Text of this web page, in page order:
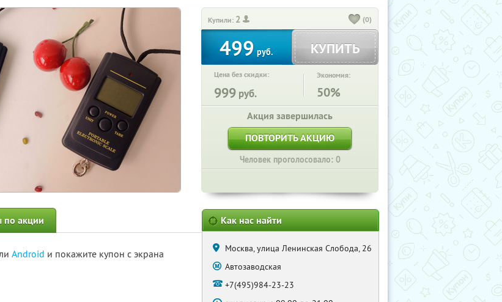
Купили: 2 (0)
499 руб. КУПИТЬ
Цена без скидки:
999 руб.
Экономия:
50%
Акция завершилась
ПОВТОРИТЬ АКЦИЮ
Человек проголосовало: 0
по акции
Android и покажите купон с экрана
Как нас найти
Москва, улица Ленинская Слобода, 26
Автозаводская
+7(495)984-23-23